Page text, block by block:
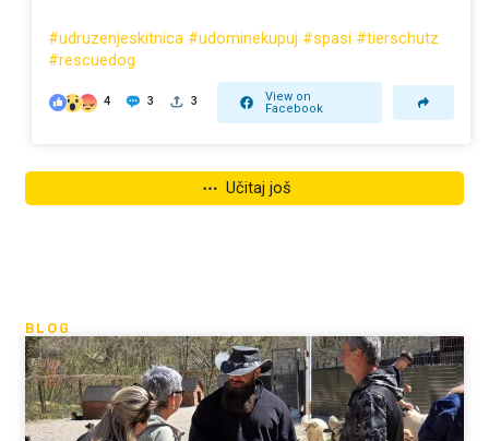
#udruzenjeskitnica #udominekupuj #spasi #tierschutz
#rescuedog
4 3 3
View on
Facebook
Učitaj još
BLOG